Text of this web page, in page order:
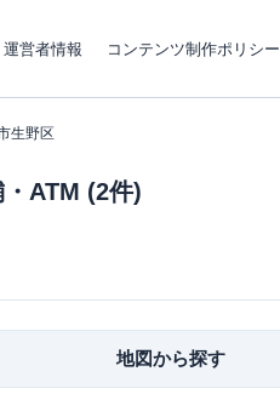
運営者情報 コンテンツ制作ポリシー
生野区
ATM (2件)
地図から探す